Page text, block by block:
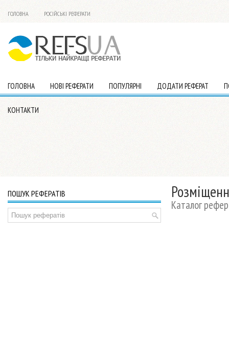
ГОЛОВНА РОСІЙСЬКІ РЕФЕРАТИ
ГОЛОВНА НОВІ РЕФЕРАТИ ПОПУЛЯРНІ ДОДАТИ РЕФЕРАТ
КОНТАКТИ
Каталог
ПОШУК РЕФЕРАТІВ